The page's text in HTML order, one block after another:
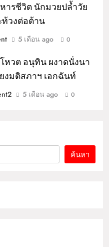
ารชีวิต นักมวยปล้ำวัย
ท้วงต่อต้าน
5 เดือน ago 0
หวต อนุทิน ผงาดนั่งนา
งมติสภาฯ เอกฉันท์
5 เดือน ago 0
ค้นหา